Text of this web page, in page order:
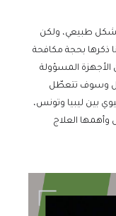
طبيعي، ولكن
ذكرها بحجة مكافحة
الأجهزة المسؤولة
وسوف تتعطّل
بين ليبيا وتونس،
وأهمها العلاج